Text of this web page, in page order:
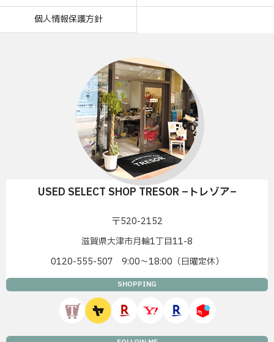
個人情報保護方針
USED SELECT SHOP TRESOR –トレゾア–
〒520-2152
滋賀県大津市月輪1丁目11-8
0120-555-507 9:00〜18:00（日曜定休）
SHOPPING